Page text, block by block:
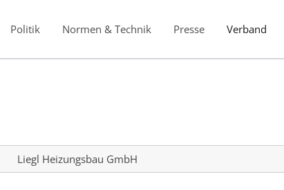
Politik Normen & Technik Presse Verband
Liegl Heizungsbau GmbH